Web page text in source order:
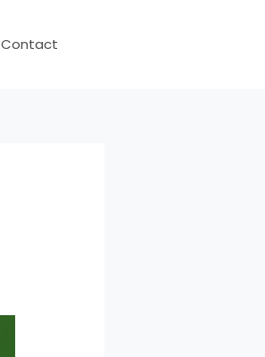
Contact